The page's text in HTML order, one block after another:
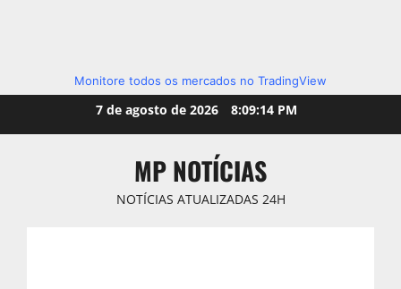
Monitore todos os mercados no TradingView
7 de agosto de 2026 8:09:16 PM
MP NOTÍCIAS
NOTÍCIAS ATUALIZADAS 24H